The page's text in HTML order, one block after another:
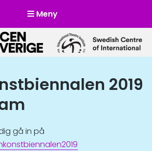
Meny
och internationell scenkonst
2019
gå in på